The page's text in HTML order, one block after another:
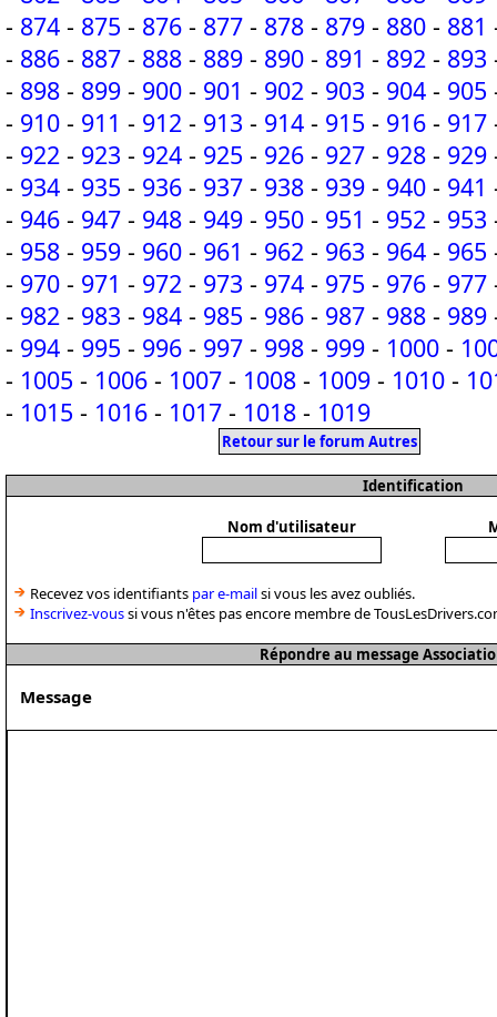
- 874 - 875 - 876 - 877 - 878 - 879 - 880 - 881
- 886 - 887 - 888 - 889 - 890 - 891 - 892 - 893
- 898 - 899 - 900 - 901 - 902 - 903 - 904 - 905
- 910 - 911 - 912 - 913 - 914 - 915 - 916 - 917
- 922 - 923 - 924 - 925 - 926 - 927 - 928 - 929
- 934 - 935 - 936 - 937 - 938 - 939 - 940 - 941
- 946 - 947 - 948 - 949 - 950 - 951 - 952 - 953
- 958 - 959 - 960 - 961 - 962 - 963 - 964 - 965
- 970 - 971 - 972 - 973 - 974 - 975 - 976 - 977
- 982 - 983 - 984 - 985 - 986 - 987 - 988 - 989
- 994 - 995 - 996 - 997 - 998 - 999 - 1000 -
- 1005 - 1006 - 1007 - 1008 - 1009 - 1010 -
- 1015 - 1016 - 1017 - 1018 - 1019
Retour sur le forum Autres
Identification
Nom d'utilisateur
Recevez vos identifiants par e-mailsi vous les avez oubliés.
Inscrivez-voussi vous n'êtes pas encore membre de
Répondre au message
Message